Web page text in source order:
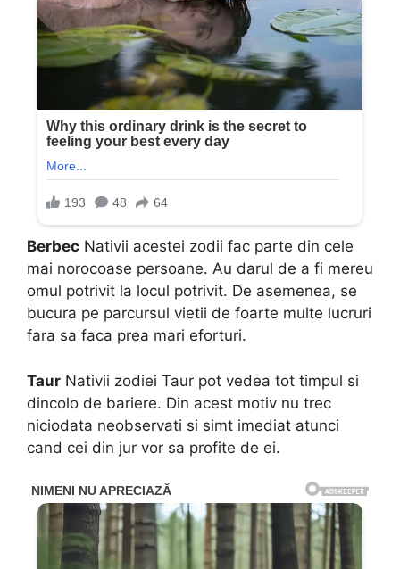
Berbec Nativii acestei zodii fac parte din cele
mai norocoase persoane. Au darul de a fi mereu
omul potrivit la locul potrivit. De asemenea, se
bucura pe parcursul vietii de foarte multe lucruri
fara sa faca prea mari eforturi.
Taur Nativii zodiei Taur pot vedea tot timpul si
dincolo de bariere. Din acest motiv nu trec
niciodata neobservati si simt imediat atunci
cand cei din jur vor sa profite de ei.